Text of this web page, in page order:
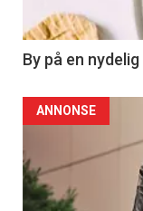
By på en
ANNONSE